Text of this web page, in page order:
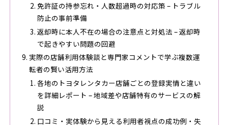
免許証の持参忘れ・人数超過時の対応策 – トラブル
防止の事前準備
返却時に本人不在の場合の注意点と対処法 – 返却時
で起きやすい問題の回避
実際の店舗利用体験談と専門家コメントで学ぶ複数運
転者の賢い活用方法
各地のトヨタレンタカー店舗ごとの登録実情と違い
を詳細レポート – 地域差や店舗特有のサービスの解
説
口コミ・実体験から見える利用者視点の成功例・失